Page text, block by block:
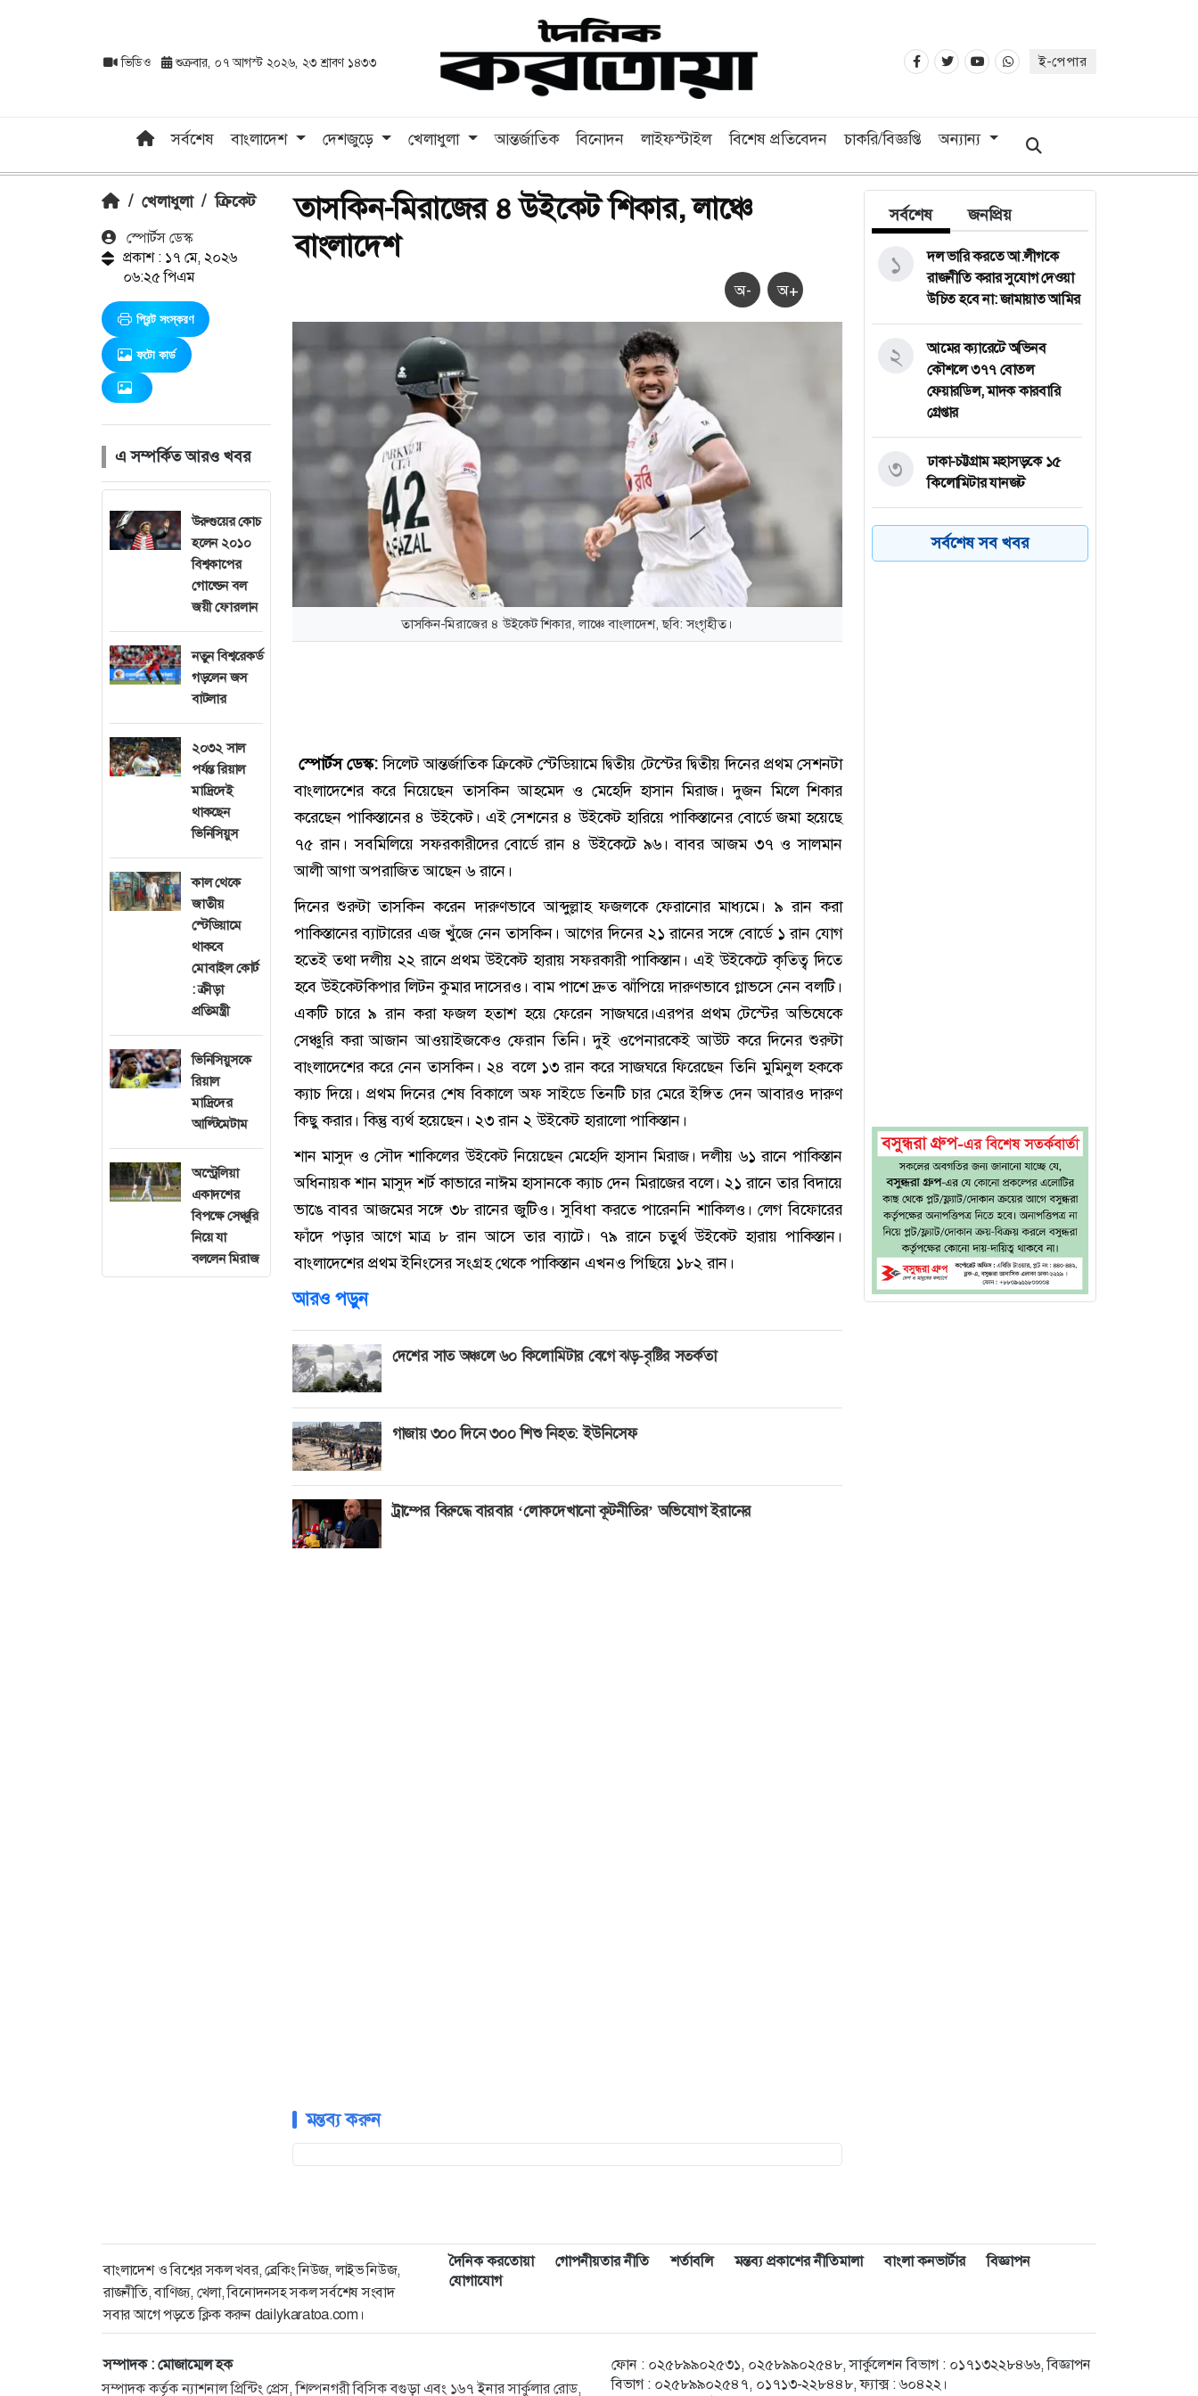
ভিডিও শুক্রবার, ০৭ আগস্ট ২০২৬, ২৩ শ্রাবণ ১৪৩৩ ই-পেপার
সর্বশেষ বাংলাদেশ দেশজুড়ে খেলাধুলা আন্তর্জাতিক বিনোদন লাইফস্টাইল বিশেষ প্রতিবেদন চাকরি/বিজ্ঞপ্তি অন্যান্য
/ খেলাধুলা / ক্রিকেট
স্পোর্টস ডেস্ক
প্রকাশ : ১৭ মে, ২০২৬
০৬:২৫ পিএম
প্রিন্ট সংস্করণ
ফটো কার্ড
এ সম্পর্কিত আরও খবর
উরুগুয়ের কোচ
হলেন ২০১০
বিশ্বকাপের
গোল্ডেন বল
জয়ী ফোরলান
নতুন বিশ্বরেকর্ড
গড়লেন জস
বাটলার
২০৩২ সাল
পর্যন্ত রিয়াল
মাদ্রিদেই
থাকছেন
ভিনিসিয়ুস
কাল থেকে
জাতীয়
স্টেডিয়ামে
থাকবে
মোবাইল কোর্ট
: ক্রীড়া
প্রতিমন্ত্রী
ভিনিসিয়ুসকে
রিয়াল
মাদ্রিদের
আল্টিমেটাম
অস্ট্রেলিয়া
একাদশের
বিপক্ষে সেঞ্চুরি
নিয়ে যা
বললেন মিরাজ
তাসকিন-মিরাজের ৪ উইকেট শিকার, লাঞ্চে
বাংলাদেশ
অ- অ+
তাসকিন-মিরাজের ৪ উইকেট শিকার, লাঞ্চে বাংলাদেশ, ছবি: সংগৃহীত।
স্পোর্টস ডেস্ক:সিলেট আন্তর্জাতিক ক্রিকেট স্টেডিয়ামে দ্বিতীয় টেস্টের দ্বিতীয় দিনের প্রথম সেশনটা
বাংলাদেশের করে নিয়েছেন তাসকিন আহমেদ ও মেহেদি হাসান মিরাজ। দুজন মিলে শিকার
করেছেন পাকিস্তানের ৪ উইকেট। এই সেশনের ৪ উইকেট হারিয়ে পাকিস্তানের বোর্ডে জমা হয়েছে
৭৫ রান। সবমিলিয়ে সফরকারীদের বোর্ডে রান ৪ উইকেটে ৯৬। বাবর আজম ৩৭ ও সালমান
আলী আগা অপরাজিত আছেন ৬ রানে।
দিনের শুরুটা তাসকিন করেন দারুণভাবে আব্দুল্লাহ ফজলকে ফেরানোর মাধ্যমে। ৯ রান করা
পাকিস্তানের ব্যাটারের এজ খুঁজে নেন তাসকিন। আগের দিনের ২১ রানের সঙ্গে বোর্ডে ১ রান যোগ
হতেই তথা দলীয় ২২ রানে প্রথম উইকেট হারায় সফরকারী পাকিস্তান। এই উইকেটে কৃতিত্ব দিতে
হবে উইকেটকিপার লিটন কুমার দাসেরও। বাম পাশে দ্রুত ঝাঁপিয়ে দারুণভাবে গ্লাভসে নেন বলটি।
একটি চারে ৯ রান করা ফজল হতাশ হয়ে ফেরেন সাজঘরে।এরপর প্রথম টেস্টের অভিষেকে
সেঞ্চুরি করা আজান আওয়াইজকেও ফেরান তিনি। দুই ওপেনারকেই আউট করে দিনের শুরুটা
বাংলাদেশের করে নেন তাসকিন। ২৪ বলে ১৩ রান করে সাজঘরে ফিরেছেন তিনি মুমিনুল হককে
ক্যাচ দিয়ে। প্রথম দিনের শেষ বিকালে অফ সাইডে তিনটি চার মেরে ইঙ্গিত দেন আবারও দারুণ
কিছু করার। কিন্তু ব্যর্থ হয়েছেন। ২৩ রান ২ উইকেট হারালো পাকিস্তান।
শান মাসুদ ও সৌদ শাকিলের উইকেট নিয়েছেন মেহেদি হাসান মিরাজ। দলীয় ৬১ রানে পাকিস্তান
অধিনায়ক শান মাসুদ শর্ট কাভারে নাঈম হাসানকে ক্যাচ দেন মিরাজের বলে। ২১ রানে তার বিদায়ে
ভাঙে বাবর আজমের সঙ্গে ৩৮ রানের জুটিও। সুবিধা করতে পারেননি শাকিলও। লেগ বিফোরের
ফাঁদে পড়ার আগে মাত্র ৮ রান আসে তার ব্যাটে। ৭৯ রানে চতুর্থ উইকেট হারায় পাকিস্তান।
বাংলাদেশের প্রথম ইনিংসের সংগ্রহ থেকে পাকিস্তান এখনও পিছিয়ে ১৮২ রান।
আরও পড়ুন
দেশের সাত অঞ্চলে ৬০ কিলোমিটার বেগে ঝড়-বৃষ্টির সতর্কতা
গাজায় ৩০০ দিনে ৩০০ শিশু নিহত: ইউনিসেফ
ট্রাম্পের বিরুদ্ধে বারবার ‘লোকদেখানো কূটনীতির’ অভিযোগ ইরানের
মন্তব্য করুন
সর্বশেষ জনপ্রিয়
দল ভারি করতে আ.লীগকে
রাজনীতি করার সুযোগ দেওয়া
উচিত হবে না: জামায়াত আমির
১
আমের ক্যারেটে অভিনব
কৌশলে ৩৭৭ বোতল
ফেয়ারডিল, মাদক কারবারি
গ্রেপ্তার
২
ঢাকা-চট্টগ্রাম মহাসড়কে ১৫
কিলোমিটার যানজট
৩
ত্রিপক্ষীয় বৈঠকে অংশ নিতে
সৌদি যাচ্ছেন এরদোয়ান
সর্বশেষ সব খবর
বাংলাদেশ ও বিশ্বের সকল খবর, ব্রেকিং নিউজ, লাইভ নিউজ,
রাজনীতি, বাণিজ্য, খেলা, বিনোদনসহ সকল সর্বশেষ সংবাদ
সবার আগে পড়তে ক্লিক করুন dailykaratoa.com।
দৈনিক করতোয়া গোপনীয়তার নীতি শর্তাবলি মন্তব্য প্রকাশের নীতিমালা বাংলা কনভার্টার
বিজ্ঞাপন
যোগাযোগ
সম্পাদক : মোজাম্মেল হক
সম্পাদক কর্তৃক ন্যাশনাল প্রিন্টিং প্রেস, শিল্পনগরী বিসিক বগুড়া এবং ১৬৭ ইনার সার্কুলার রোড,
ফোন : ০২৫৮৯৯০২৫৩১, ০২৫৮৯৯০২৫৪৮, সার্কুলেশন বিভাগ : ০১৭১৩২২৮৪৬৬, বিজ্ঞাপন
বিভাগ : ০২৫৮৯৯০২৫৪৭, ০১৭১৩-২২৮৪৪৮, ফ্যাক্স : ৬০৪২২।